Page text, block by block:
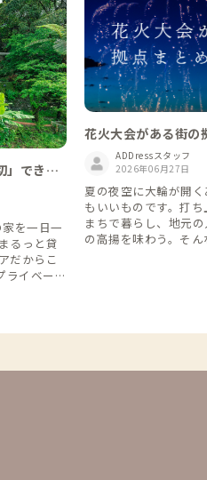
」できる
を一日一
るっと貸
ライベート
で仲間や家
ADDress Li
します。
1
花火大会がある街
ADDressスタッフ
2026年06月27日
夏の夜空に大輪が開
もいいものです。打
まちで暮らし、地元
の高揚を味わう。そ
い。